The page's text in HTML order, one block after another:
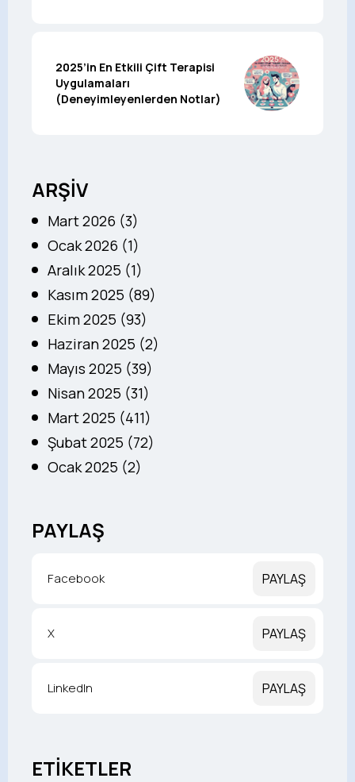
2025’in En Etkili Çift Terapisi
Uygulamaları
(Deneyimleyenlerden Notlar)
ARŞİV
Mart 2026 (3)
Ocak 2026 (1)
Aralık 2025 (1)
Kasım 2025 (89)
Ekim 2025 (93)
Haziran 2025 (2)
Mayıs 2025 (39)
Nisan 2025 (31)
Mart 2025 (411)
Şubat 2025 (72)
Ocak 2025 (2)
PAYLAŞ
Facebook PAYLAŞ
X PAYLAŞ
LinkedIn PAYLAŞ
ETİKETLER